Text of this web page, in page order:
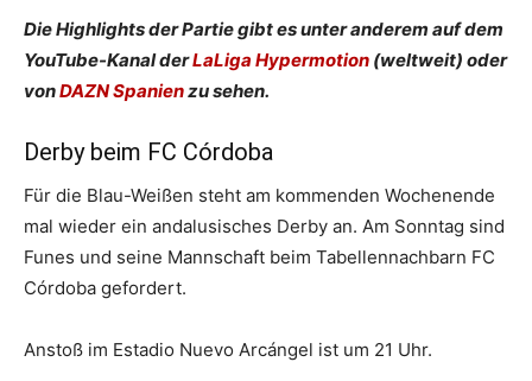
Die Highlights der Partie gibt es unter anderem auf dem
YouTube-Kanal derLaLiga Hypermotion (weltweit) oder
vonDAZN Spanienzu sehen.
Derby beim FC Córdoba
Für die Blau-Weißen steht am kommenden Wochenende
mal wieder ein andalusisches Derby an. Am Sonntag sind
Funes und seine Mannschaft beim Tabellennachbarn FC
Córdoba gefordert.
Anstoß im Estadio Nuevo Arcángel ist um 21 Uhr.